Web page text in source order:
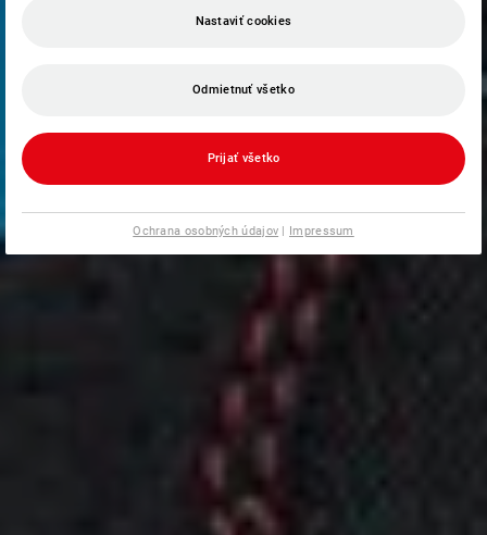
Nastaviť cookies
Odmietnuť všetko
Prijať všetko
Ochrana osobných údajov | Impressum